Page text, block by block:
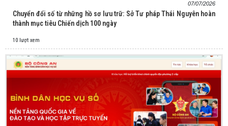
07/07/2026
Chuyển đổi số từ những hồ sơ lưu trữ: Sở Tư pháp Thái Nguyên hoàn
thành mục tiêu Chiến dịch 100 ngày
10 lượt xem